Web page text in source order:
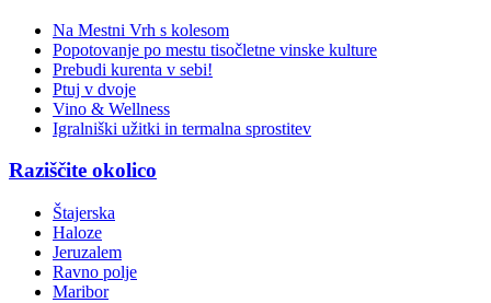
Na Mestni Vrh s kolesom
Popotovanje po mestu tisočletne vinske kulture
Prebudi kurenta v sebi!
Ptuj v dvoje
Vino & Wellness
Igralniški užitki in termalna sprostitev
Raziščite okolico
Štajerska
Haloze
Jeruzalem
Ravno polje
Maribor